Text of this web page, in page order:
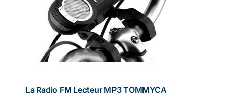
La Radio FM Lecteur MP3 TOMMYCA